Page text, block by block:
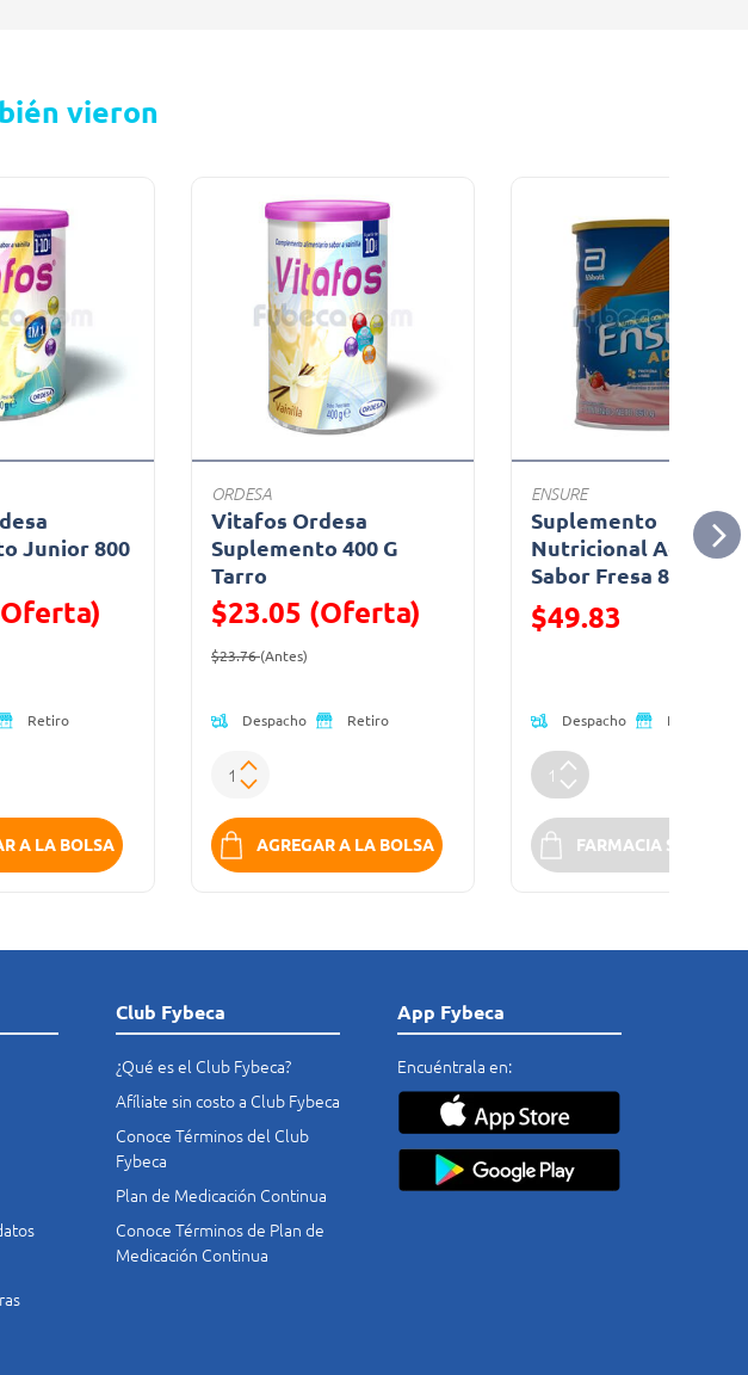
vieron
Junior 800
de
Retiro
A LA BOLSA
ORDESA
Vitafos Ordesa
Suplemento 400 G
Tarro
$23.05 (Oferta)
Precio reducido de
$23.76(Antes)
Despacho Retiro
AGREGAR A LA BOLSA
ENSURE
Suplemento
Nutricional Advance
Sabor Fresa 850 g
Precio reducido de
$49.83
Despacho Retiro
FARMACIA SIN
Club Fybeca
¿Qué es el Club Fybeca?
Afíliate sin costo a Club Fybeca
Conoce Términos del Club
Fybeca
Plan de Medicación Continua
Conoce Términos de Plan de
Medicación Continua
App Fybeca
Encuéntrala en: